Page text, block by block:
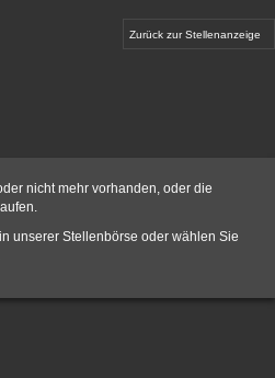
Zurück zur Stellenanzeige
nicht mehr vorhanden, oder die
unserer Stellenbörse oder wählen Sie